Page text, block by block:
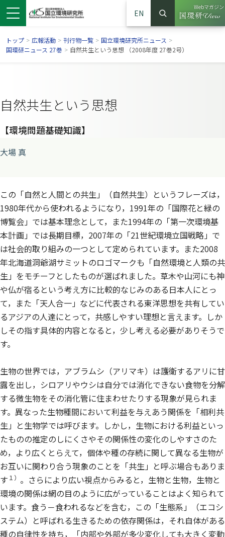
EN
サイト内検索
検索
Webマガジン
（別ウイ
トップ > 広報活動 > 刊行物一覧 > 国立環境研究所ニュース >
国環研ニュース 27巻 > 自然共生という思想 （2008年度 27巻2号）
自然共生という思想
【環境問題基礎知識】
大場 真
この「自然と人間との共生」（自然共生）というフレーズは，
1980年代から使われるようになり，1991年の「国際花と緑の
博覧会」では基本理念として，また1994年の「第一次環境基
本計画」では長期目標，2007年の「21世紀環境立国戦略」で
は社会的取り組みの一つとして定められています。また2008
年北海道洞爺湖サミットのロゴマークも「自然環境と人類の共
生」をモチーフとしたものが選ばれました。草木や山河にも神
や仏が宿るという考え方に比較的なじみのある日本人にとっ
て，また「天人合一」などに代表される東洋思想を共有してい
るアジアの人達にとって，共感しやすい理想と言えます。しか
しその指す具体的内容となると，少し考える必要がありそうで
す。
生物の世界では，アブラムシ（アリマキ）は護衛するアリに甘
露を出し，シロアリやウシは自分では消化できない食物を分解
する微生物をその消化管に住まわせたりする現象が見られま
す。異なった生物種間において利益を与えあう関係を「相利共
生」と生物学では呼びます。しかし，生物における利益といっ
たものの推定のしにくさやその関係性の変化のしやすさのた
め，より広くとらえて，個体や種の存続に関して異なる生物が
お互いに関わり合う現象のことを「共生」と呼ぶ場合もありま
す １） 。さらにより広い視点からみると，生物と生物，生物と
環境の関係は網の目のように広がっていることはよく知られて
います。食う－食われるなどを含む，この「生態系」（エコシ
ステム）と呼ばれる生きるための依存関係は，それ自体がある
種の自律性を持ち，「内部や外部が多少変化しても大きく変動